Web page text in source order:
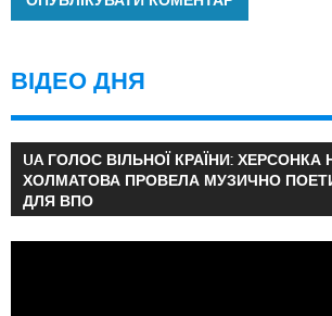
ВІДЕО ДНЯ
UA ГОЛОС ВІЛЬНОЇ КРАЇНИ: ХЕРСОНКА
ХОЛМАТОВА ПРОВЕЛА МУЗИЧНО
ДЛЯ ВПО